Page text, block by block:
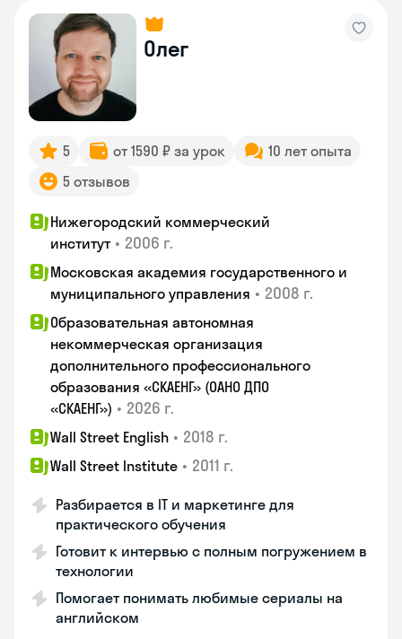
Олег
5 от 1590 ₽ за урок
10 лет опыта
5 отзывов
Нижегородский коммерческий
институт • 2006 г.
Московская академия государственного и
муниципального управления • 2008 г.
Образовательная автономная
некоммерческая организация
дополнительного профессионального
образования «СКАЕНГ» (ОАНО ДПО
«СКАЕНГ») • 2026 г.
Wall Street English • 2018 г.
Wall Street Institute • 2011 г.
Разбирается в IT и маркетинге для
практического обучения
Готовит к интервью с полным погружением в
технологии
Помогает понимать любимые сериалы на
английском